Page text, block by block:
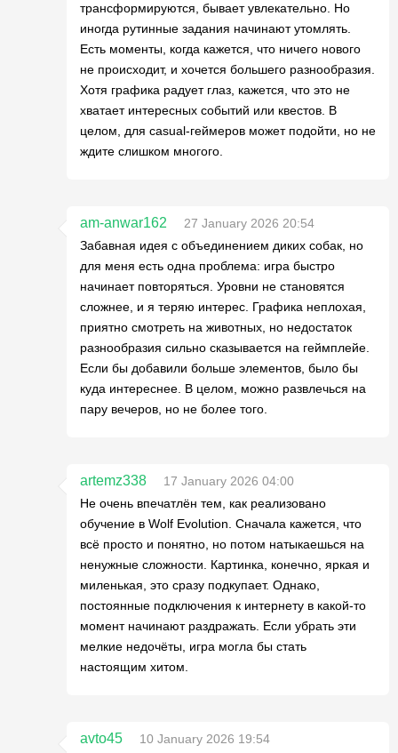
трансформируются, бывает увлекательно. Но
иногда рутинные задания начинают утомлять.
Есть моменты, когда кажется, что ничего нового
не происходит, и хочется большего разнообразия.
Хотя графика радует глаз, кажется, что это не
хватает интересных событий или квестов. В
целом, для casual-геймеров может подойти, но не
ждите слишком многого.
am-anwar162
27 January 2026 20:54
Забавная идея с объединением диких собак, но
для меня есть одна проблема: игра быстро
начинает повторяться. Уровни не становятся
сложнее, и я теряю интерес. Графика неплохая,
приятно смотреть на животных, но недостаток
разнообразия сильно сказывается на геймплейе.
Если бы добавили больше элементов, было бы
куда интереснее. В целом, можно развлечься на
пару вечеров, но не более того.
artemz338
17 January 2026 04:00
Не очень впечатлён тем, как реализовано
обучение в Wolf Evolution. Сначала кажется, что
всё просто и понятно, но потом натыкаешься на
ненужные сложности. Картинка, конечно, яркая и
миленькая, это сразу подкупает. Однако,
постоянные подключения к интернету в какой-то
момент начинают раздражать. Если убрать эти
мелкие недочёты, игра могла бы стать
настоящим хитом.
avto45
10 January 2026 19:54